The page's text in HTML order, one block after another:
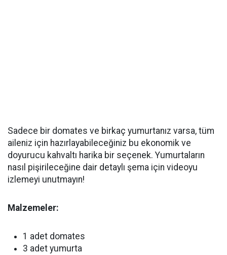
Sadece bir domates ve birkaç yumurtanız varsa, tüm
aileniz için hazırlayabileceğiniz bu ekonomik ve
doyurucu kahvaltı harika bir seçenek. Yumurtaların
nasıl pişirileceğine dair detaylı şema için videoyu
izlemeyi unutmayın!
Malzemeler:
1 adet domates
3 adet yumurta